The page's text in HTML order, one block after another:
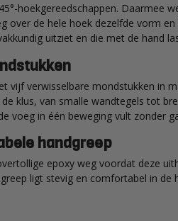
hoekgereedschappen. Daarmee
over de hele hoek dezelfde vorm
uitziet en die met de hand
vijf verwisselbare mondstukken in
klus, van smalle wandtegels tot
voeg in één beweging vult zonder
handgreep
epoxy weg voordat deze
ligt stevig en comfortabel in